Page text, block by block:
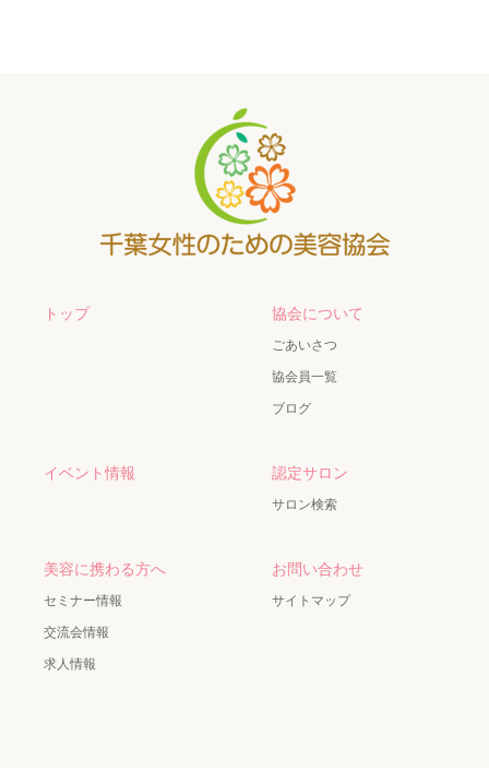
トップ 協会について
ごあいさつ
協会員一覧
ブログ
イベント情報 認定サロン
サロン検索
美容に携わる方へ
セミナー情報
交流会情報
求人情報
お問い合わせ
サイトマップ